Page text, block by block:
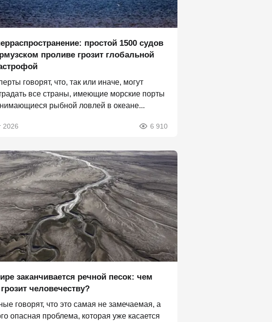
простой 1500 судов
проливе грозит глобальной
говорят, что, так или иначе, могут
все страны, имеющие морские порты
рыбной ловлей в океане...
2026 6 910
заканчивается речной песок: чем
человечеству?
говорят, что это самая не замечаемая, а
опасная проблема, которая уже касается